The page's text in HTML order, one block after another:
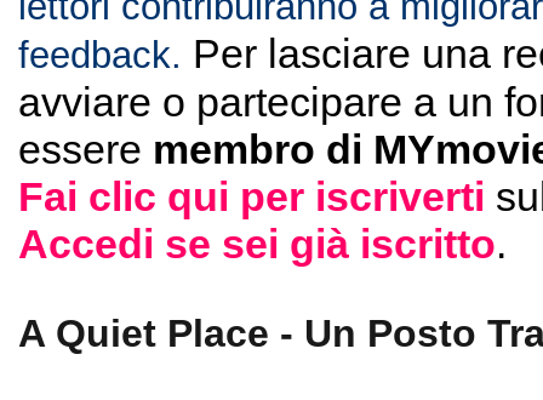
feedback. Per lasciare una
avviare o partecipare a un
essere membro di
Fai clic qui per iscriverti
Accedi se sei già iscritto.
A Quiet Place - Un Posto